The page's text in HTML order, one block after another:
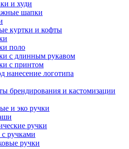
и худи
шапки
куртки и кофты
поло
с длинным рукавом
с принтом
нанесение логотипа
брендирования и кастомизации
и эко ручки
ручки
ручками
ручки